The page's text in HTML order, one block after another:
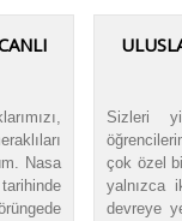
Nasa
Sizleri
çok özel
yalnızca
devreye